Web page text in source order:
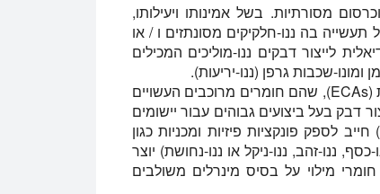
מסורתיות. בשל אמינותו ויעילותו,
בה ננו-חלקיקים מסונתזים ו / או
לייצור דבקים ננו-מוליכים המכילים
ומונו-שכבות גרפן (ננו-יריעות).
דוגמה בולטת לכך היא ניסוח דבקים מוליכים חשמלית (ECAs), שהם חומרים מרוכבים העשויים
דבק בעל ביצועים גבוהים עבור יישומים
לספק פונקציות פיזיות ומכניות כגון
ננו-זהב, ננו-ניקל או ננו-נחושת) יוצר
מילוי על בסיס מינרלים משולבים